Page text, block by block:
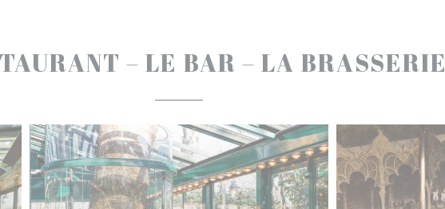
– LE BAR – LA BRASSERIE